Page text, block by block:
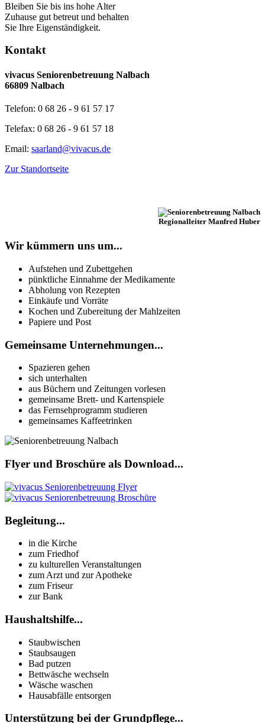
Bleiben Sie bis ins hohe Alter
Zuhause gut betreut und behalten
Sie Ihre Eigenständigkeit.
Kontakt
vivacus Seniorenbetreuung Nalbach
66809 Nalbach
Telefon: 0 68 26 - 9 61 57 17
Telefax: 0 68 26 - 9 61 57 18
Email: saarland@vivacus.de
Zur Standortseite
Regionalleiter Manfred Huber
Wir kümmern uns um...
Aufstehen und Zubettgehen
pünktliche Einnahme der Medikamente
Abholung von Rezepten
Einkäufe und Vorräte
Kochen und Zubereitung der Mahlzeiten
Papiere und Post
Gemeinsame Unternehmungen...
Spazieren gehen
sich unterhalten
aus Büchern und Zeitungen vorlesen
gemeinsame Brett- und Kartenspiele
das Fernsehprogramm studieren
gemeinsames Kaffeetrinken
Flyer und Broschüre als Download...
Begleitung...
in die Kirche
zum Friedhof
zu kulturellen Veranstaltungen
zum Arzt und zur Apotheke
zum Friseur
zur Bank
Haushaltshilfe...
Staubwischen
Staubsaugen
Bad putzen
Bettwäsche wechseln
Wäsche waschen
Hausabfälle entsorgen
Unterstützung bei der Grundpflege...